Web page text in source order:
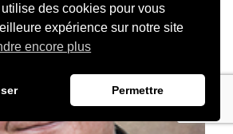
des cookies pour vous
expérience sur notre site
encore plus
Permettre